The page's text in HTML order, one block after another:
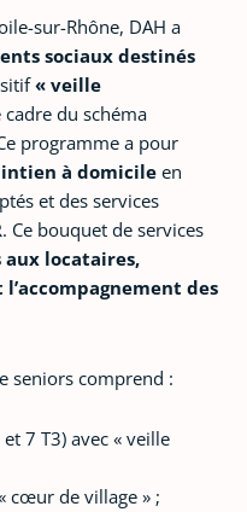
sur-Rhône, DAH a
sociaux destinés
« veille
cadre du schéma
programme a pour
à domicile en
et des services
. Ce bouquet de services
locataires,
des
seniors comprend :
7 T3) avec « veille
cœur de village » ;